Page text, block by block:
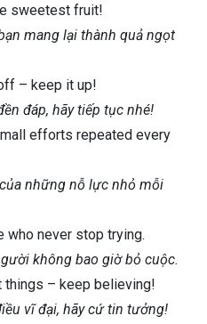
sweetest fruit!
mang lại thành quả ngọt
– keep it up!
đáp, hãy tiếp tục nhé!
efforts repeated every
những nỗ lực nhỏ mỗi
never stop trying.
không bao giờ bỏ cuộc.
things – keep believing!
vĩ đại, hãy cứ tin tưởng!